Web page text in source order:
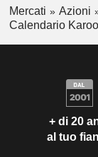
Mercati Azioni
Calendario
+ di 20
al tuo